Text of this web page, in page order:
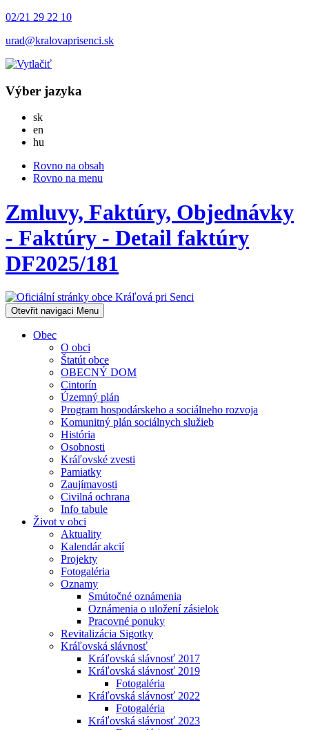
02/21 29 22 10
urad@kralovaprisenci.sk
Výber jazyka
skSlovensky
en
hu
Rovno na obsah
Rovno na menu
Zmluvy, Faktúry, Objednávky
- Faktúry - Detail faktúry
DF2025/181
Otevřit navigaci Menu
Obec
O obci
Štatút obce
OBECNÝ DOM
Cintorín
Územný plán
Program hospodárskeho a sociálneho rozvoja
Komunitný plán sociálnych služieb
História
Osobnosti
Kráľovské zvesti
Pamiatky
Zaujímavosti
Civilná ochrana
Info tabule
Život v obci
Aktuality
Kalendár akcií
Projekty
Fotogaléria
Oznamy
Smútočné oznámenia
Oznámenia o uložení zásielok
Pracovné ponuky
Revitalizácia Sigotky
Kráľovská slávnosť
Kráľovská slávnosť 2017
Kráľovská slávnosť 2019
Fotogaléria
Kráľovská slávnosť 2022
Fotogaléria
Kráľovská slávnosť 2023